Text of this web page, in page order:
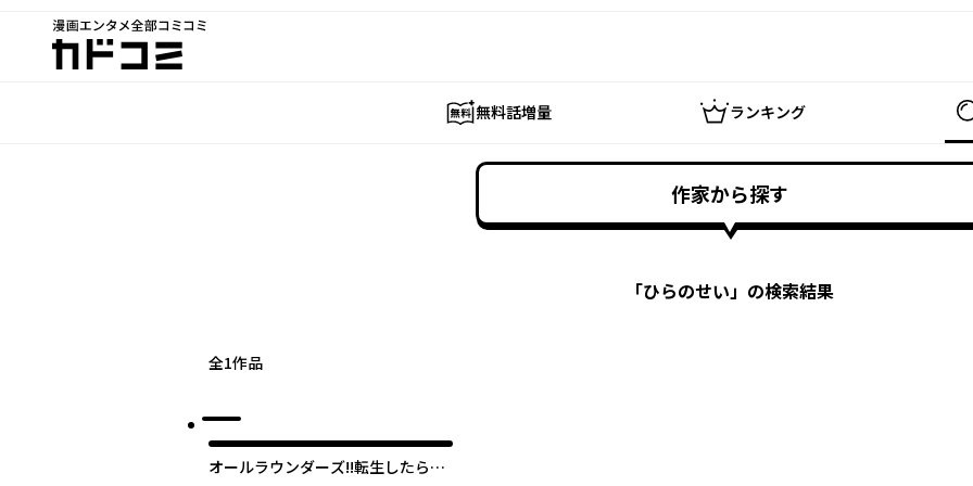
漫画エンタメ全部コミコミ
カドコミ
無料話増量 ランキング
作家から探す
「ひらのせい」の検索結果
全1作品
オールラウンダーズ!!転生したら幼